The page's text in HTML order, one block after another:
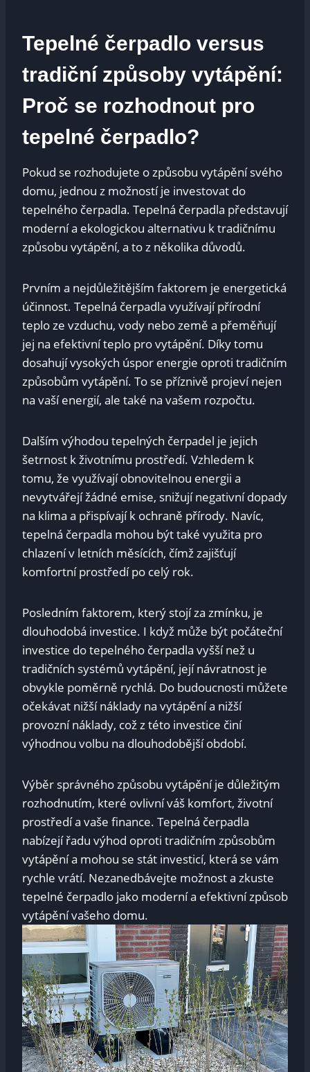
Tepelné čerpadlo versus
tradiční způsoby vytápění:
Proč se rozhodnout pro
tepelné čerpadlo?
Pokud se rozhodujete o způsobu vytápění svého
domu, jednou z možností je investovat do
tepelného čerpadla. Tepelná čerpadla představují
moderní a ekologickou alternativu k tradičnímu
způsobu vytápění, a to z několika důvodů.
Prvním a nejdůležitějším faktorem je energetická
účinnost. Tepelná čerpadla využívají přírodní
teplo ze vzduchu, vody nebo země a přeměňují
jej na efektivní teplo pro vytápění. Díky tomu
dosahují vysokých úspor energie oproti tradičním
způsobům vytápění. To se příznivě projeví nejen
na vaší energií, ale také na vašem rozpočtu.
Dalším výhodou tepelných čerpadel je jejich
šetrnost k životnímu prostředí. Vzhledem k
tomu, že využívají obnovitelnou energii a
nevytvářejí žádné emise, snižují negativní dopady
na klima a přispívají k ochraně přírody. Navíc,
tepelná čerpadla mohou být také využita pro
chlazení v letních měsících, čímž zajišťují
komfortní prostředí po celý rok.
Posledním faktorem, který stojí za zmínku, je
dlouhodobá investice. I když může být počáteční
investice do tepelného čerpadla vyšší než u
tradičních systémů vytápění, její návratnost je
obvykle poměrně rychlá. Do budoucnosti můžete
očekávat nižší náklady na vytápění a nižší
provozní náklady, což z této investice činí
výhodnou volbu na dlouhodobější období.
Výběr správného způsobu vytápění je důležitým
rozhodnutím, které ovlivní váš komfort, životní
prostředí a vaše finance. Tepelná čerpadla
nabízejí řadu výhod oproti tradičním způsobům
vytápění a mohou se stát investicí, která se vám
rychle vrátí. Nezanedbávejte možnost a zkuste
tepelné čerpadlo jako moderní a efektivní způsob
vytápění vašeho domu.